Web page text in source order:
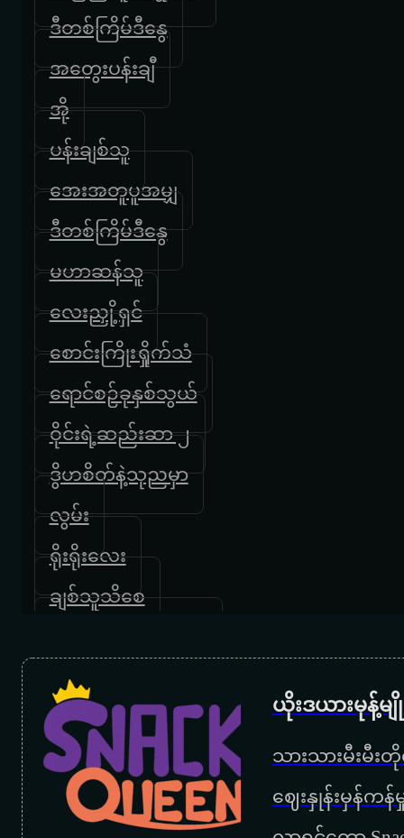
ဒီတစ်ကြိမ်ဒီနွေ
အတွေးပန်းချီ
အို
ပန်းချစ်သူ
အေးအတူပူအမျှ
ဒီတစ်ကြိမ်ဒီနွေ
မဟာဆန်သူ
လေးညှို့ရှင်
စောင်းကြိုးရှိုက်သံ
ရောင်စဉ်ခုနှစ်သွယ်
ဝိုင်းရဲ့ဆည်းဆာ ၂
ဒွိဟစိတ်နဲ့သုညမှာ
လွမ်း
ရိုးရိုးလေး
ချစ်သူသိစေ
နက္ခတ်ပွဲသဘင်
‌စောင့်လို့တော့နေရစ်ဦး
ရတနာသူ
ရင်ခတ်အလွမ်း
ယိုးဒယားမုန့်
သားသားမီးမီး
ဈေးနှုန်းမှန်က